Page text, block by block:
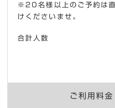
※20名様以上のご予約は
けくださいませ。
合計人数
ご利用料金